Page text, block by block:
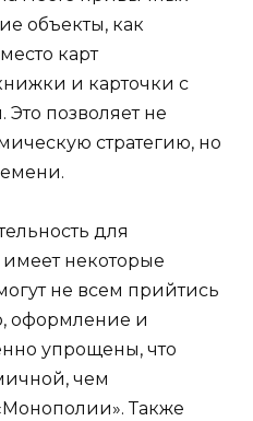
объекты, как
карт
и карточки с
позволяет не
стратегию, но
для
некоторые
не всем прийтись
оформление и
упрощены, что
чем
Также